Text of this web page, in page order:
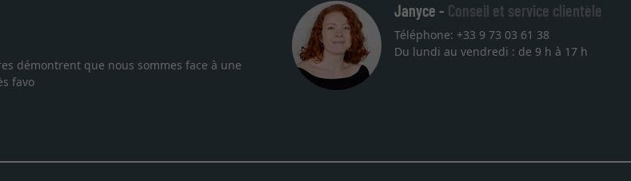
démontrent que nous sommes face à une
favo
Janyce - Conseil et service clientèle
Téléphone: +33 9 73 03 61 38
Du lundi au vendredi : de 9 h à 17 h